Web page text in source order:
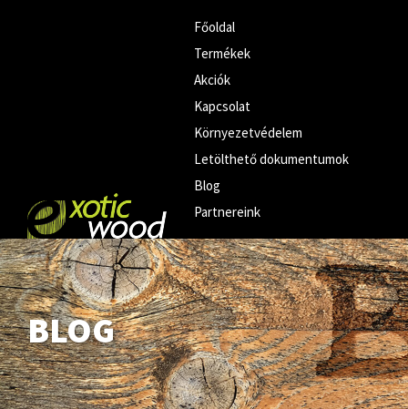
Főoldal
Termékek
Akciók
Kapcsolat
Környezetvédelem
Letölthető dokumentumok
Blog
Partnereink
BLOG